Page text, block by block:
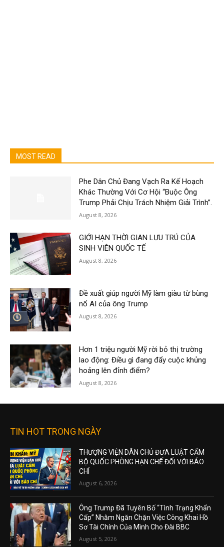
MOST READ
Phe Dân Chủ Đang Vạch Ra Kế Hoạch
Khác Thường Với Cơ Hội “Buộc Ông
Trump Phải Chịu Trách Nhiệm Giải Trình”.
August 8, 2026
GIỚI HẠN THỜI GIAN LƯU TRÚ CỦA
SINH VIÊN QUỐC TẾ
August 8, 2026
Đề xuất giúp người Mỹ làm giàu từ bùng
nổ AI của ông Trump
August 8, 2026
Hơn 1 triệu người Mỹ rời bỏ thị trường
lao động: Điều gì đang đẩy cuộc khủng
hoảng lên đỉnh điểm?
August 8, 2026
TIN HOT TRONG NGÀY
THƯỢNG VIỆN DÂN CHỦ ĐƯA LUẬT CẤM
BỘ QUỐC PHÒNG HẠN CHẾ ĐỐI VỚI BÁO
CHÍ
August 6, 2026
Ông Trump Đã Tuyên Bố “Tình Trạng Khẩn
Cấp” Nhằm Ngăn Chặn Việc Công Khai Hồ
Sơ Tài Chính Của Mình Cho Đài BBC
August 5, 2026